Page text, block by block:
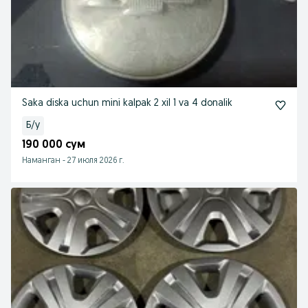
Saka diska uchun mini kalpak 2 xil 1 va 4 donalik
Б/у
190 000 сум
Наманган - 27 июля 2026 г.